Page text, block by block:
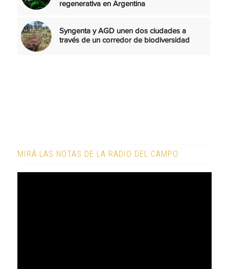
regenerativa en Argentina
Syngenta y AGD unen dos ciudades a
través de un corredor de biodiversidad
MIRÁ LAS NOTAS DE LA RADIO DEL CAMPO